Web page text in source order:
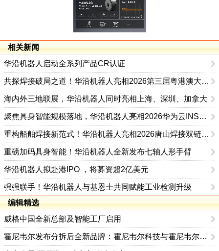
相关新闻
华沿机器人启动全系列产品CR认证
共探焊接破局之道！华沿机器人亮相2026第三届粤港澳大湾区焊接创新发展论坛
海内外三地联展，华沿机器人同时亮相上海、深圳、加拿大
聚焦具身智能规模落地，华沿机器人亮相2026华为云INSPIRE创想者大会
重构船舶焊接新范式！华沿机器人亮相2026唐山焊接双链论坛
重磅加码具身智能！华沿机器人全新发布七轴人形手臂
华沿机器人拟赴港IPO ，将募资超2亿美元
强强联手！华沿机器人与基恩士共同赋能工业检测升级
编辑精选
威格中国全新总部及智能工厂启用
霍尼韦尔发布分拆后全新品牌：霍尼韦尔科技与霍尼韦尔航空航天